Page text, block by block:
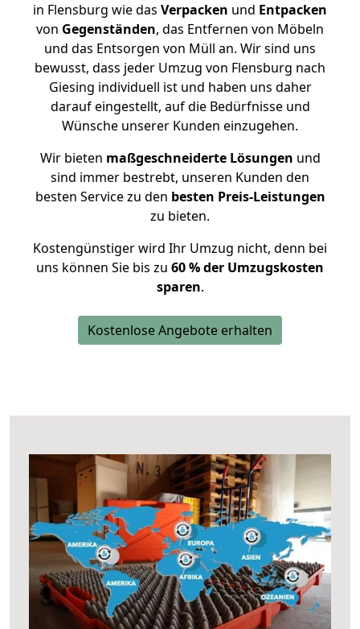
in Flensburg wie das Verpacken und Entpacken
von Gegenständen, das Entfernen von Möbeln
und das Entsorgen von Müll an. Wir sind uns
bewusst, dass jeder Umzug von Flensburg nach
Giesing individuell ist und haben uns daher
darauf eingestellt, auf die Bedürfnisse und
Wünsche unserer Kunden einzugehen.
Wir bieten maßgeschneiderte Lösungen und
sind immer bestrebt, unseren Kunden den
besten Service zu den besten Preis-Leistungen
zu bieten.
Kostengünstiger wird Ihr Umzug nicht, denn bei
uns können Sie bis zu 60 % der Umzugskosten
sparen.
Kostenlose Angebote erhalten